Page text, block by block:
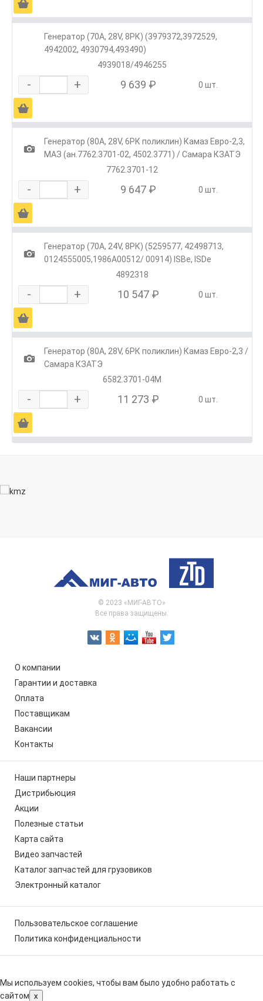
Ä
Генератор (70А, 28V, 8РК) (3979372,3972529,
4942002, 4930794,493490)
4939018/4946255
- + 9 639 ₽ 0 шт.
Ä
1
Генератор (80A, 28V, 6РК поликлин) Камаз Евро-2,3,
МАЗ (ан.7762.3701-02, 4502.3771) / Самара КЗАТЭ
7762.3701-12
- + 9 647 ₽ 0 шт.
Ä
1
Генератор (70А, 24V, 8РК) (5259577, 42498713,
0124555005,1986А00512/ 00914) ISBe, ISDe
4892318
- + 10 547 ₽ 0 шт.
Ä
1
Генератор (80А, 28V, 6РК поликлин) Камаз Евро-2,3 /
Самара КЗАТЭ
6582.3701-04М
- + 11 273 ₽ 0 шт.
Ä
© 2023 «МИГ-АВТО»
Все права защищены.
О компании
Гарантии и доставка
Оплата
Поставщикам
Вакансии
Контакты
Наши партнеры
Дистрибьюция
Акции
Полезные статьи
Карта сайта
Видео запчастей
Каталог запчастей для грузовиков
Электронный каталог
Пользовательское соглашение
Политика конфиденциальности
Мы используем cookies, чтобы вам было удобно работать с
сайтом x